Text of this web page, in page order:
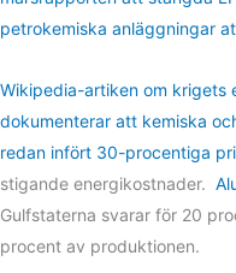
petrokemiska anläggningar
Wikipedia-artiken om krigets
dokumenterar att kemiska
redan infört 30-procentiga
stigande energikostnader.
Gulfstaterna svarar för 20
procent av produktionen.